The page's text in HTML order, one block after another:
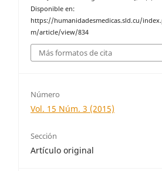
Disponible en:
https://humanidadesmedicas.sld.cu/
m/article/view/834
Más formatos de cita
Número
Vol. 15 Núm. 3 (2015)
Sección
Artículo original